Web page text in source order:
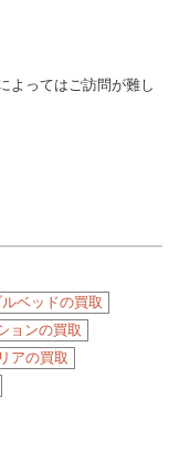
よってはご訪問が難し
ベッドの買取
ョンの買取
アの買取